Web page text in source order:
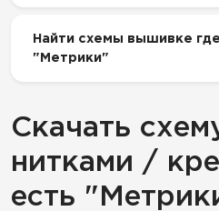
Найти схемы вышивке
"Метрики"
Скачать
нитками /
есть